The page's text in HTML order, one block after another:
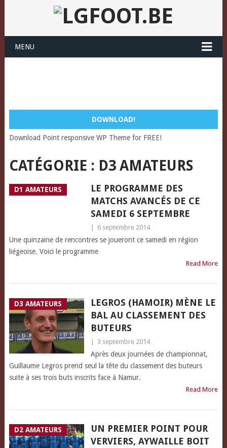
MENU
DOWNLOAD!
Download Point responsive WP Theme for FREE!
CATÉGORIE : D3 AMATEURS
D1 AMATEURS
LE PROGRAMME DES
MATCHS AVANCÉS DE CE
SAMEDI 6 SEPTEMBRE
6 septembre 2014
Une quinzaine de rencontres se joueront ce samedi en région
liégeoise. Voici le programme
Read More
D3 AMATEURS
LEGROS (HAMOIR) MÈNE LE
BAL AU CLASSEMENT DES
BUTEURS
3 septembre 2014
Après deux journées de championnat,
Guillaume Legros prend seul la tête du classement des buteurs
suite à ses trois buts inscrits face à Namur.
Read More
D2 AMATEURS
UN PREMIER POINT POUR
VERVIERS, AYWAILLE BOIT